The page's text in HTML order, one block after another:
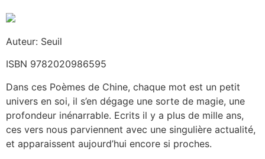
Auteur: Seuil
ISBN 9782020986595
Dans ces Poèmes de Chine, chaque mot est un petit
univers en soi, il s’en dégage une sorte de magie, une
profondeur inénarrable. Ecrits il y a plus de mille ans,
ces vers nous parviennent avec une singulière actualité,
et apparaissent aujourd’hui encore si proches.